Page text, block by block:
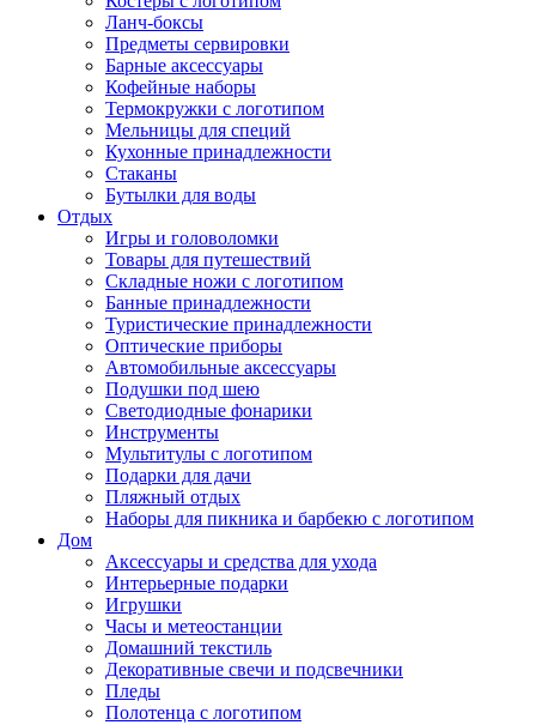
Ланч-боксы
Предметы сервировки
Барные аксессуары
Кофейные наборы
Термокружки с логотипом
Мельницы для специй
Кухонные принадлежности
Стаканы
Бутылки для воды
Отдых
Игры и головоломки
Товары для путешествий
Складные ножи с логотипом
Банные принадлежности
Туристические принадлежности
Оптические приборы
Автомобильные аксессуары
Подушки под шею
Светодиодные фонарики
Инструменты
Мультитулы с логотипом
Подарки для дачи
Пляжный отдых
Наборы для пикника и барбекю с логотипом
Дом
Аксессуары и средства для ухода
Интерьерные подарки
Игрушки
Часы и метеостанции
Домашний текстиль
Декоративные свечи и подсвечники
Пледы
Полотенца с логотипом